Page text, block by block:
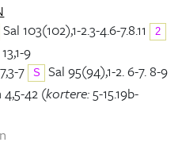
Sal 103(102),1-2.3-4.6-7.8.11 2
9
7 S Sal 95(94),1-2. 6-7. 8-9
4,5-42 (kortere:5-15.19b-